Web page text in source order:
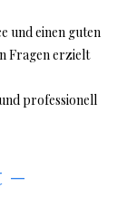
und einen guten
Fragen erzielt
professionell
–